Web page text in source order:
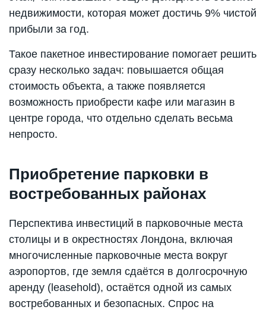
недвижимости, которая может достичь 9% чистой
прибыли за год.
Такое пакетное инвестирование помогает решить
сразу несколько задач: повышается общая
стоимость объекта, а также появляется
возможность приобрести кафе или магазин в
центре города, что отдельно сделать весьма
непросто.
Приобретение парковки в
востребованных районах
Перспектива инвестиций в парковочные места
столицы и в окрестностях Лондона, включая
многочисленные парковочные места вокруг
аэропортов, где земля сдаётся в долгосрочную
аренду (leasehold), остаётся одной из самых
востребованных и безопасных. Спрос на